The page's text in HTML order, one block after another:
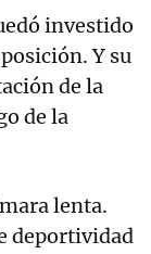
investido
Y su
de la
de la
lenta.
deportividad